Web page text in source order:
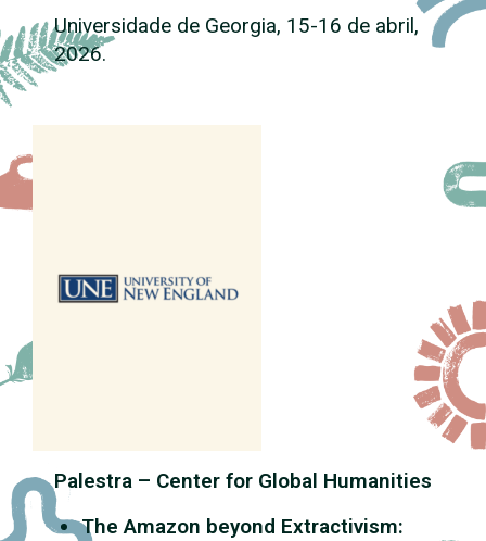
Universidade de Georgia, 15-16 de abril,
2026.
Palestra – Center for Global Humanities
The Amazon beyond Extractivism: